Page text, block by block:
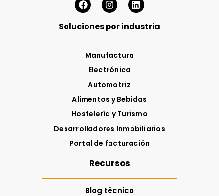
Soluciones por industria
Manufactura
Electrónica
Automotriz
Alimentos y Bebidas
Hostelería y Turismo
Desarrolladores Inmobiliarios
Portal de facturación
Recursos
Blog técnico